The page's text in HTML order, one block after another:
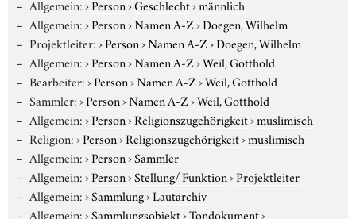
Allgemein:›Person›Geschlecht›männlich
Allgemein:›Person›Namen A-Z›Doegen, Wilhelm
Projektleiter:›Person›Namen A-Z›Doegen, Wilhelm
Allgemein:›Person›Namen A-Z›Weil, Gotthold
Bearbeiter:›Person›Namen A-Z›Weil, Gotthold
Sammler:›Person›Namen A-Z›Weil, Gotthold
Allgemein:›Person›Religionszugehörigkeit›muslimisch
Religion:›Person›Religionszugehörigkeit›muslimisch
Allgemein:›Person›Sammler
Allgemein:›Person›Stellung/ Funktion›Projektleiter
Allgemein:›Sammlung›Lautarchiv
Allgemein:›Sammlungsobjekt›Tondokument›